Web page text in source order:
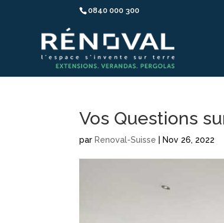
0840 000 300
Vos Questions
par Renoval-Suisse Nov 26, 2022